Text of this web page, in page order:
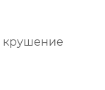
крушение